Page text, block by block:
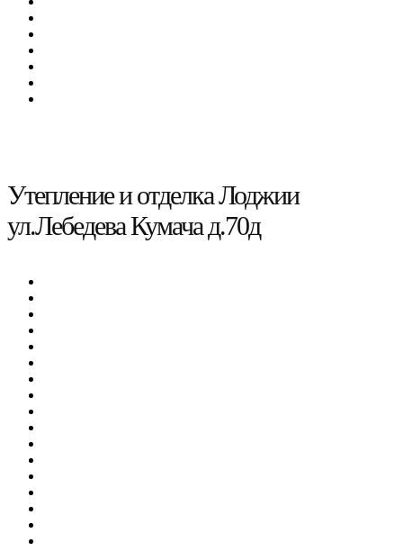
Утепление и отделка Лоджии
ул.Лебедева Кумача д.70д